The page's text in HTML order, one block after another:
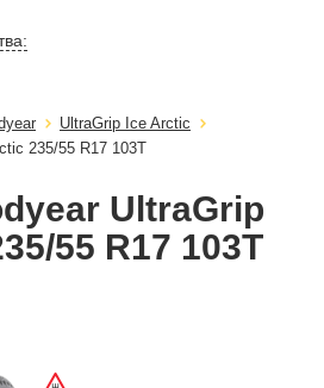
UltraGrip Ice Arctic
235/55 R17 103T
UltraGrip
55 R17 103T